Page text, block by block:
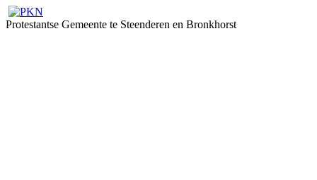
Protestantse Gemeente te Steenderen en Bronkhorst